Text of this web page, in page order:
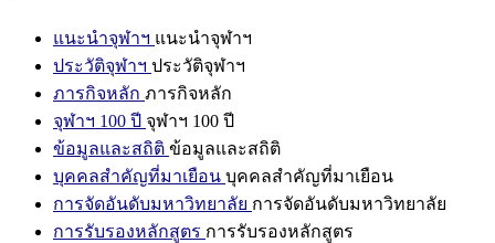
แนะนำจุฬาฯ แนะนำจุฬาฯ
ประวัติจุฬาฯ ประวัติจุฬาฯ
ภารกิจหลัก ภารกิจหลัก
จุฬาฯ 100 ปี จุฬาฯ 100 ปี
ข้อมูลและสถิติ ข้อมูลและสถิติ
บุคคลสำคัญที่มาเยือน บุคคลสำคัญที่มาเยือน
การจัดอันดับมหาวิทยาลัย การจัดอันดับมหาวิทยาลัย
การรับรองหลักสูตร การรับรองหลักสูตร